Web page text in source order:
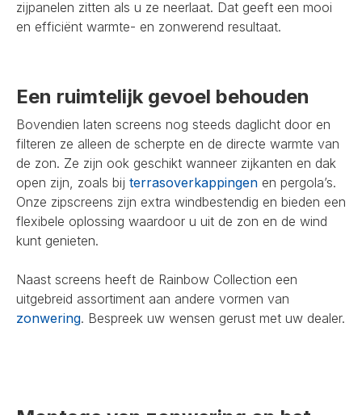
zijpanelen zitten als u ze neerlaat. Dat geeft een mooi
en efficiënt warmte- en zonwerend resultaat.
Een ruimtelijk gevoel behouden
Bovendien laten screens nog steeds daglicht door en
filteren ze alleen de scherpte en de directe warmte van
de zon. Ze zijn ook geschikt wanneer zijkanten en dak
open zijn, zoals bij terrasoverkappingen en pergola’s.
Onze zipscreens zijn extra windbestendig en bieden een
flexibele oplossing waardoor u uit de zon en de wind
kunt genieten.
Naast screens heeft de Rainbow Collection een
uitgebreid assortiment aan andere vormen van
zonwering. Bespreek uw wensen gerust met uw dealer.